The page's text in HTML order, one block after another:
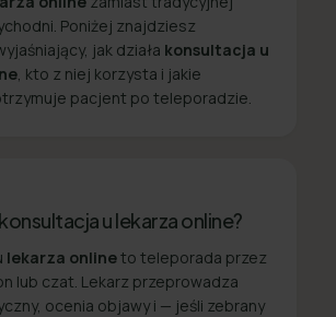
Poniżej znajdziesz
jak działa konsultacja u
, kto z niej korzysta i jakie
pacjent po teleporadzie.
u lekarza online?
lekarza onlineto teleporada przez
lub czat. Lekarz przeprowadza
ocenia objawy i — jeśli zebrany